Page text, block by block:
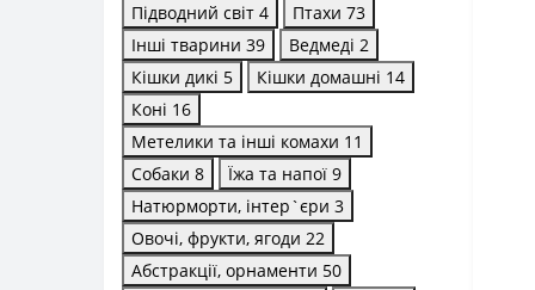
Підводний світ 4 Птахи 73
Інші тварини 39 Ведмеді 2
Кішки дикі 5 Кішки домашні 14
Коні 16
Метелики та інші комахи 11
Собаки 8 Їжа та напої 9
Натюрморти, інтер`єри 3
Овочі, фрукти, ягоди 22
Абстракції, орнаменти 50